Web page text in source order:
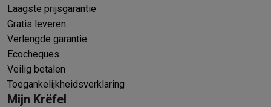
Laagste prijsgarantie
Gratis leveren
Verlengde garantie
Ecocheques
Veilig betalen
Toegankelijkheidsverklaring
Mijn Krëfel